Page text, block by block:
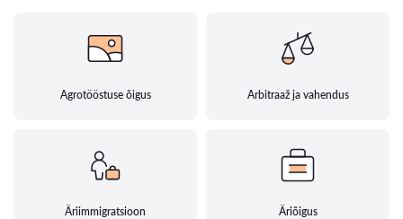
Agrotööstuse õigus Arbitraaž ja vahendus
Äriimmigratsioon Äriõigus